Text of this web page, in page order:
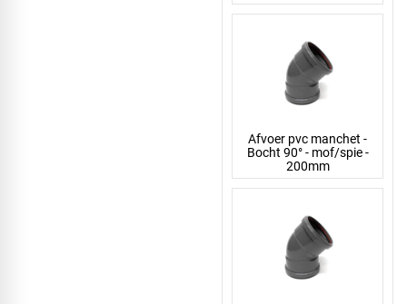
Afvoer pvc manchet -
Bocht 90° - mof/spie -
200mm